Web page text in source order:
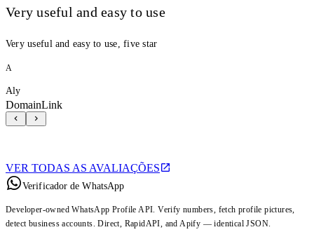
Very useful and easy to use
Very useful and easy to use, five star
A
Aly
DomainLink
VER TODAS AS AVALIAÇÕES
Verificador de WhatsApp
Developer-owned WhatsApp Profile API. Verify numbers, fetch profile pictures,
detect business accounts. Direct, RapidAPI, and Apify — identical JSON.